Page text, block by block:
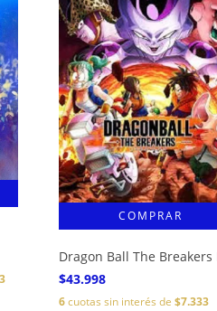
Dragon Ball The Breakers
$43.998
6cuotas sin interés de $7.333